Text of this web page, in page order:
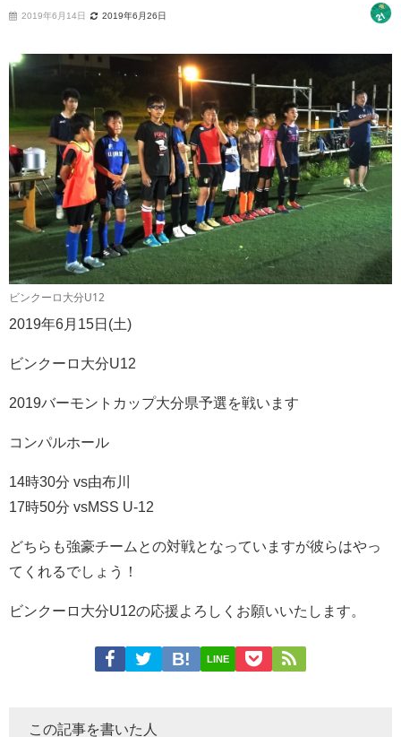
2019年6月14日 2019年6月26日
ビンクーロ大分U12
2019年6月15日(土)
ビンクーロ大分U12
2019バーモントカップ大分県予選を戦います
コンパルホール
14時30分 vs由布川
17時50分 vsMSS U-12
どちらも強豪チームとの対戦となっていますが彼らはやっ
てくれるでしょう！
ビンクーロ大分U12の応援よろしくお願いいたします。
LINE
この記事を書いた人